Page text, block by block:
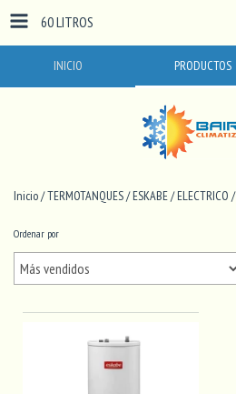
60 LITROS
INICIO PRODUCTOS
Inicio/TERMOTANQUES/ESKABE/ELECTRICO /
Ordenar por